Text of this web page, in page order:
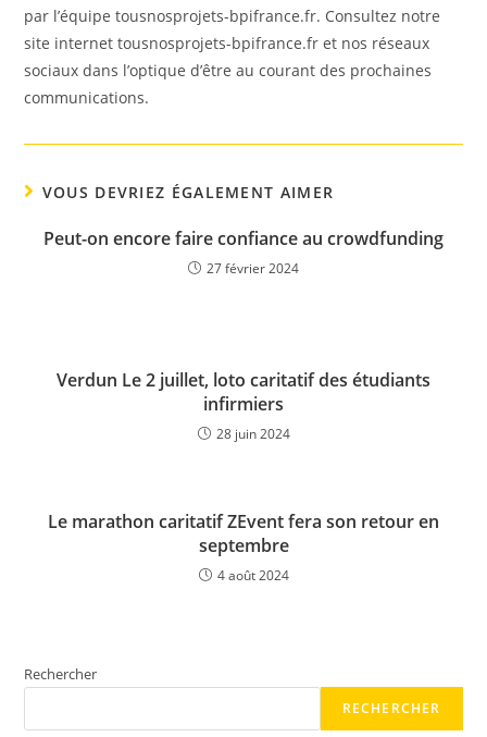
par l’équipe tousnosprojets-bpifrance.fr. Consultez notre
site internet tousnosprojets-bpifrance.fr et nos réseaux
sociaux dans l’optique d’être au courant des prochaines
communications.
VOUS DEVRIEZ ÉGALEMENT AIMER
Peut-on encore faire confiance au crowdfunding
27 février 2024
Verdun Le 2 juillet, loto caritatif des étudiants
infirmiers
28 juin 2024
Le marathon caritatif ZEvent fera son retour en
septembre
4 août 2024
Rechercher
RECHERCHER